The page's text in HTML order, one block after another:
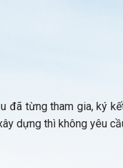
đã từng tham gia, ký
dựng thì không yêu